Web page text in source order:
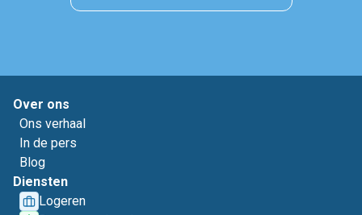
Over ons
Ons verhaal
In de pers
Blog
Diensten
Logeren